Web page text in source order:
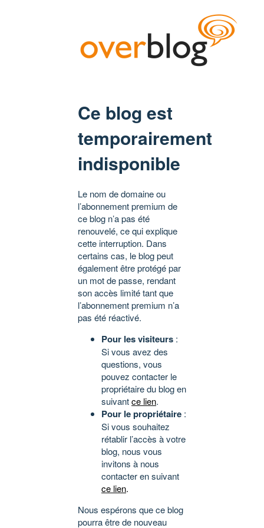
Ce blog est
temporairement
indisponible
Le nom de domaine ou
l’abonnement premium de
ce blog n’a pas été
renouvelé, ce qui explique
cette interruption. Dans
certains cas, le blog peut
également être protégé par
un mot de passe, rendant
son accès limité tant que
l’abonnement premium n’a
pas été réactivé.
Pour les visiteurs :
Si vous avez des
questions, vous
pouvez contacter le
propriétaire du blog en
suivantce lien.
Pour le propriétaire :
Si vous souhaitez
rétablir l’accès à votre
blog, nous vous
invitons à nous
contacter en suivant
ce lien.
Nous espérons que ce blog
pourra être de nouveau